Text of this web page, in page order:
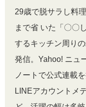
29歳で脱サラし料
まで省 いた「〇〇
するキッチン周り
発信。Yahoo! ニュ
ノートで公式連載を
LINEアカウントメ